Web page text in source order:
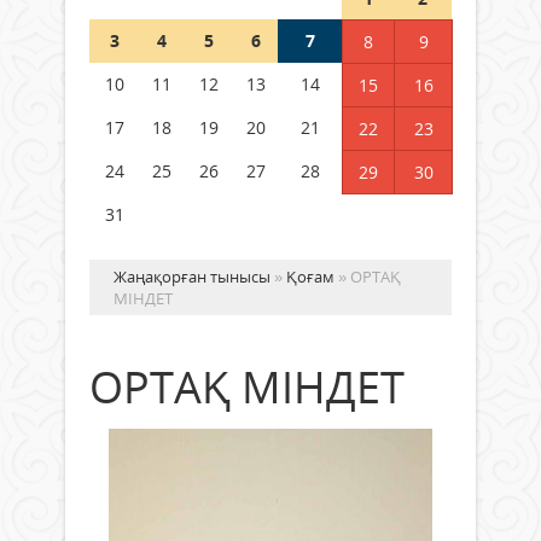
Германия аптап ыстыққа
бастады
04 тамыз 2026 ж.
3
4 5 6 7 8
9
10
11 12 13 14 15
16
17
18 19 20 21 22
23
24
25 26 27 28 29
30
31
Жаңақорған тынысы » Қоғам » ОРТАҚ
МІНДЕТ
ОРТАҚ МІНДЕТ